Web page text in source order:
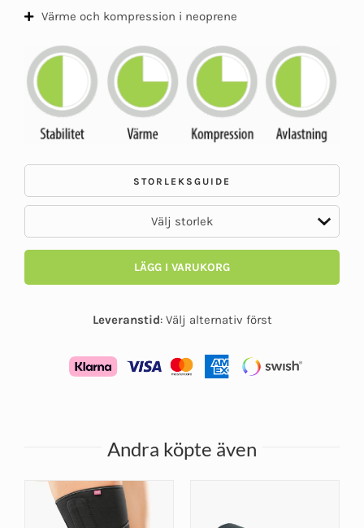
Värme och kompression i neoprene
STORLEKSGUIDE
LÄGG I VARUKORG
Leveranstid: Välj alternativ först
Andra köpte även